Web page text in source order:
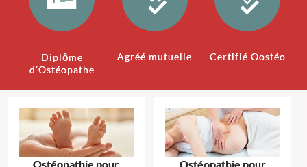
Diplôme
d'Ostéopathe
Agréé mutuelle Certifié Oostéo
Ostéopathie pour Ostéopathie pour